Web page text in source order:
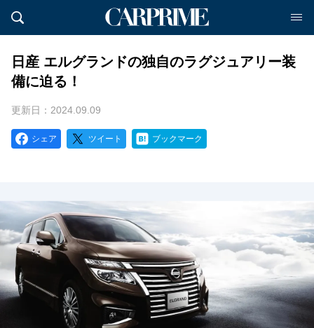
日産 エルグランドの独自のラグジュアリー装
備に迫る！
更新日：2024.09.09
シェア ツイート ブックマーク